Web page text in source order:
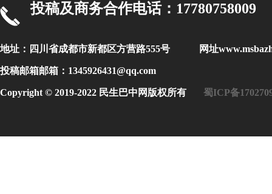
投稿及商务合作电话：17780758009
地址：四川省成都市新都区方营路555号 网址
投稿邮箱邮箱：1345926431@qq.com
Copyright © 2019-2022 民生巴中网版权所有 蜀ICP备